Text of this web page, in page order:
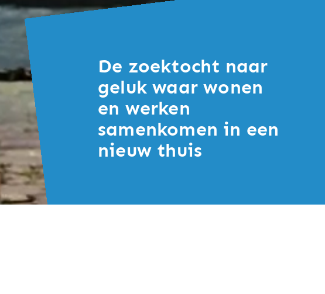
De zoektocht naar
geluk waar wonen
en werken
samenkomen in een
nieuw thuis